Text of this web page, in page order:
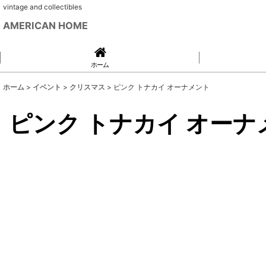
vintage and collectibles
AMERICAN HOME
ホーム
ホーム > イベント > クリスマス > ピンク トナカイ オーナメント
ピンク トナカイ オーナ